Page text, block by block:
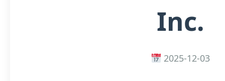
Inc.
2025-12-03